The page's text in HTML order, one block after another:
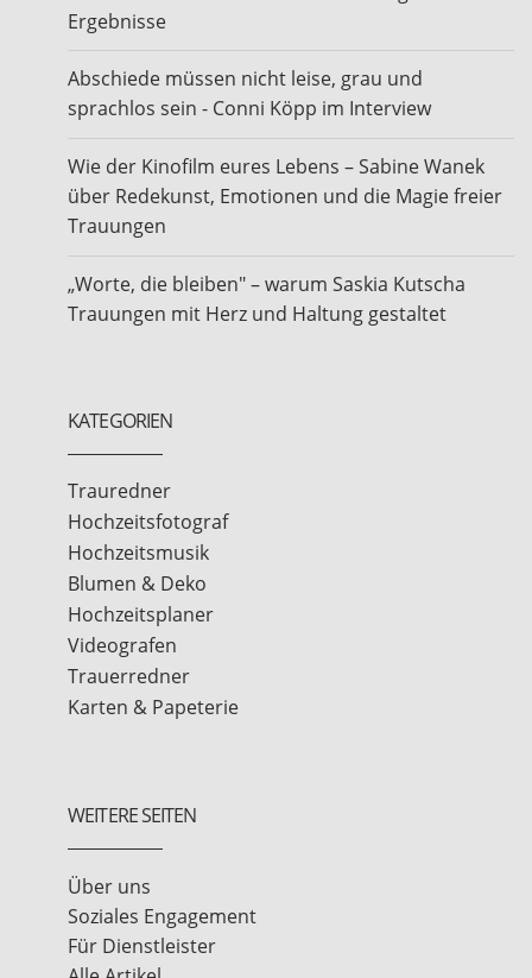
Ergebnisse
Abschiede müssen nicht leise, grau und
sprachlos sein - Conni Köpp im Interview
Wie der Kinofilm eures Lebens – Sabine Wanek
über Redekunst, Emotionen und die Magie freier
Trauungen
„Worte, die bleiben" – warum Saskia Kutscha
Trauungen mit Herz und Haltung gestaltet
KATEGORIEN
Trauredner
Hochzeitsfotograf
Hochzeitsmusik
Blumen & Deko
Hochzeitsplaner
Videografen
Trauerredner
Karten & Papeterie
WEITERE SEITEN
Über uns
Soziales Engagement
Für Dienstleister